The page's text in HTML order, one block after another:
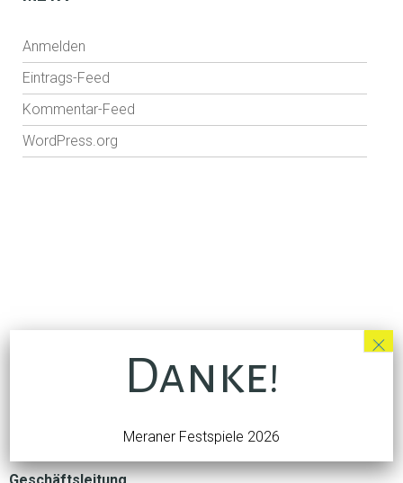
A
U
S
P
I
Anmelden
Eintrags-Feed
Kommentar-Feed
WordPress.org
Danke!
Meraner Festspiele 2026
×